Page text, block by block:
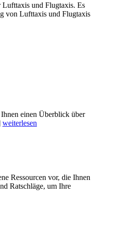
Lufttaxis und Flugtaxis. Es
von Lufttaxis und Flugtaxis
einen Überblick über
weiterlesen
Ressourcen vor, die Ihnen
Ratschläge, um Ihre